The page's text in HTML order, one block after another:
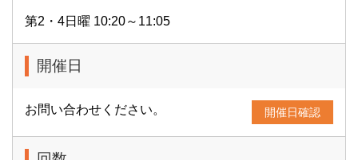
第2・4日曜 10:20～11:05
開催日
お問い合わせください。 開催日確認